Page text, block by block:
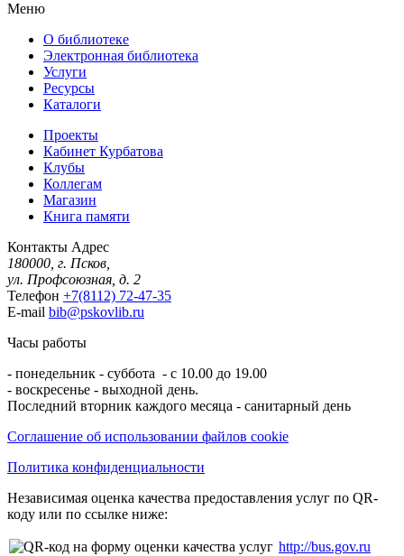
Меню
О библиотеке
Электронная библиотека
Услуги
Ресурсы
Каталоги
Проекты
Кабинет Курбатова
Клубы
Коллегам
Магазин
Книга памяти
Контакты Адрес
180000, г. Псков,
ул. Профсоюзная, д. 2
Телефон +7(8112) 72-47-35
E-mail bib@pskovlib.ru
Часы работы
- понедельник - суббота - с 10.00 до 19.00
- воскресенье - выходной день.
Последний вторник каждого месяца - санитарный день
Соглашение об использовании файлов cookie
Политика конфиденциальности
Независимая оценка качества предоставления услуг по QR-
коду или по ссылке ниже:
http://bus.gov.ru